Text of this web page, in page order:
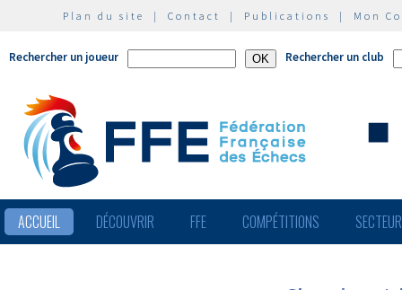
Plan du site | Contact | Publications | Mon
Rechercher un joueur Rechercher un club
ACCUEIL DÉCOUVRIR FFE COMPÉTITIONS